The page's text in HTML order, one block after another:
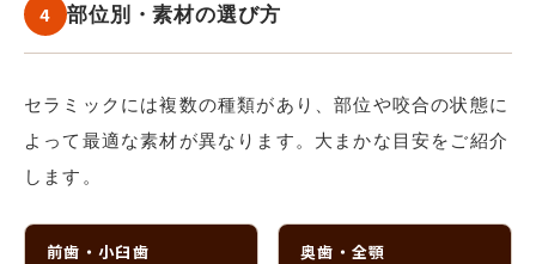
4 部位別・素材の選び方
セラミックには複数の種類があり、部位や咬合の状態に
よって最適な素材が異なります。大まかな目安をご紹介
します。
前歯・小臼歯 奥歯・全顎